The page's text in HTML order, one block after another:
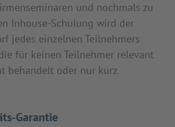
und nochmals zu
Inhouse-Schulung wird der
jedes einzelnen Teilnehmers
für keinen Teilnehmer relevant
behandelt oder nur kurz
Garantie